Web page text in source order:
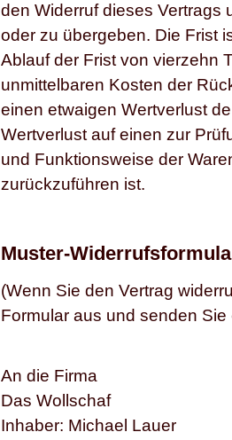
den Widerruf dieses Vertrags
oder zu übergeben. Die Frist
Ablauf der Frist von vierzehn
unmittelbaren Kosten der
einen etwaigen Wertverlust
Wertverlust auf einen zur
und Funktionsweise der
zurückzuführen ist.
Muster-
(Wenn Sie den Vertrag
Formular aus und senden Sie
An die Firma
Das Wollschaf
Inhaber: Michael Lauer